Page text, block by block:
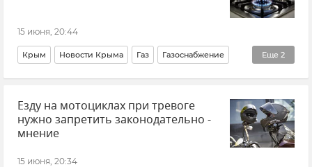
15 июня, 20:44
Еще 2
Крым Новости Крыма Газ Газоснабжение
ЖКХ Крыма и Севастополя
Красногвардейский район
Езду на мотоциклах при тревоге
нужно запретить законодательно -
мнение
15 июня, 20:34